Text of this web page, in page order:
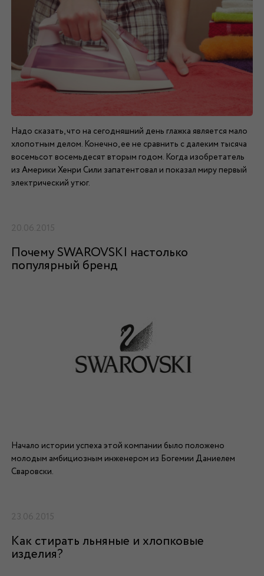
Надо сказать, что на сегодняшний день глажка является мало
хлопотным делом. Конечно, ее не сравнить с далеким тысяча
восемьсот восемьдесят вторым годом. Когда изобретатель
из Америки Хенри Сили запатентовал и показал миру первый
электрический утюг.
20.06.2015
Почему SWAROVSKI настолько
популярный бренд
Начало истории успеха этой компании было положено
молодым амбициозным инженером из Богемии Даниелем
Сваровски.
23.06.2015
Как стирать льняные и хлопковые
изделия?